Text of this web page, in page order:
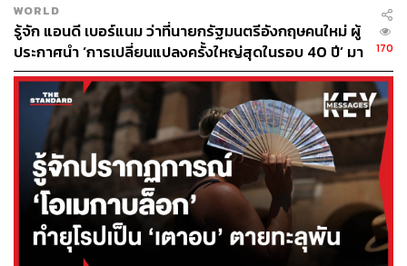
WORLD
รู้จัก แอนดี เบอร์แนม ว่าที่นายกรัฐมนตรีอังกฤษคนใหม่ ผู้
ประกาศนำ ‘การเปลี่ยนแปลงครั้งใหญ่สุดในรอบ 40 ปี’ มา
สู่การเมืองอังกฤษ
170